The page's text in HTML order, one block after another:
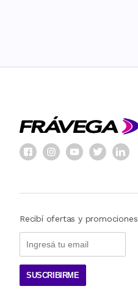
Recibí ofertas y promociones
SUSCRIBIRME